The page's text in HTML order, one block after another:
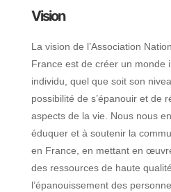
Vision
La vision de l’Association
France est de créer un monde
individu, quel que soit son
possibilité de s’épanouir et de
aspects de la vie. Nous nous
éduquer et à soutenir la
en France, en mettant en
des ressources de haute
l’épanouissement des